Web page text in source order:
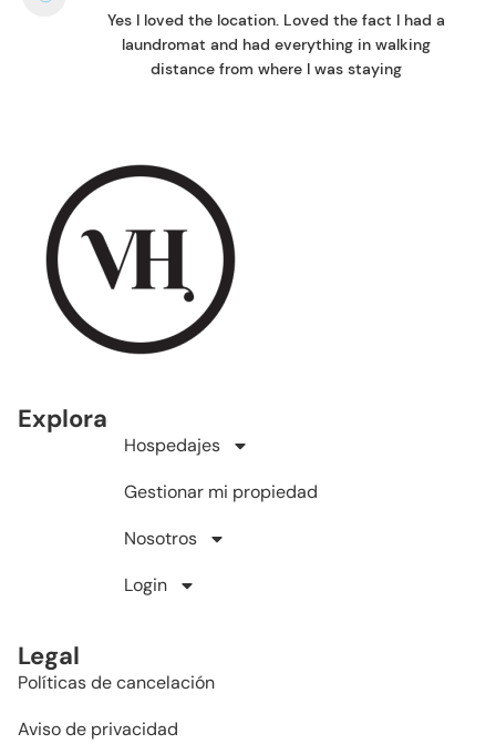
Yes I loved the location. Loved the fact I had a
laundromat and had everything in walking
distance from where I was staying
Explora
Hospedajes
Gestionar mi propiedad
Nosotros
Login
Legal
Políticas de cancelación
Aviso de privacidad